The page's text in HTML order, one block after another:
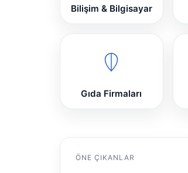
Bilişim & Bilgisayar
Gıda Firmaları
ÖNE ÇIKANLAR